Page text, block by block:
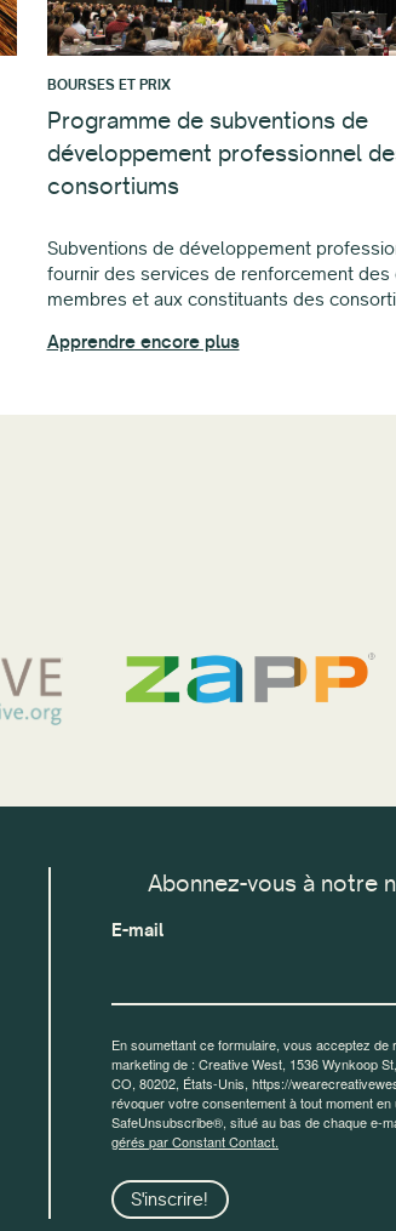
BOURSES ET PRIX
Programme de subventions de
développement professionnel
consortiums
Subventions de développement
fournir des services de renforcement des
membres et aux constituants des
Apprendre encore plus
Abonnez-vous à notre
E-mail
En soumettant ce formulaire, vous acceptez de
marketing de : Creative West, 1536 Wynkoop
CO, 80202, États-Unis, https://
révoquer votre consentement à tout moment en
SafeUnsubscribe®, situé au bas de chaque e-
gérés par Constant Contact.
S'inscrire!